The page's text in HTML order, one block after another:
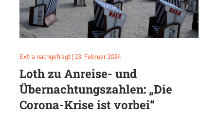
Extra nachgefragt | 23. Februar 2024
Loth zu Anreise- und
Übernachtungszahlen: „Die
Corona-Krise ist vorbei“